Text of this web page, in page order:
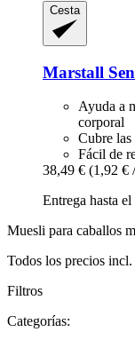
Cesta
Marstall
Ayuda a
corporal
Cubre las
Fácil de
38,49 € (1,92 €
Entrega hasta
Muesli para caballos
Todos los precios
Filtros
Categorías: